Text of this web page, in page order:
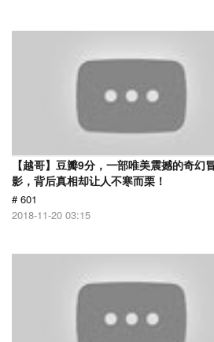
【越哥】豆瓣9分，一部唯美震撼的奇幻
影，背后真相却让人不寒而栗！
# 601
2018-11-20 03:15